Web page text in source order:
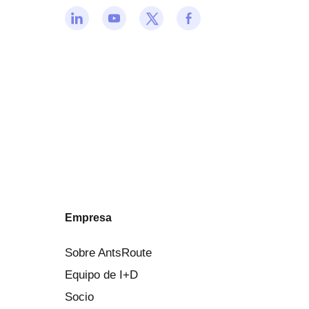
Empresa
Sobre AntsRoute
Equipo de I+D
Socio